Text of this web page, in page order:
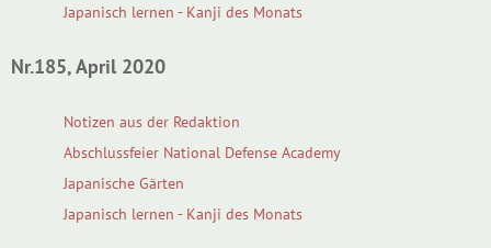
Japanisch lernen - Kanji des Monats
Nr.185, April 2020
Notizen aus der Redaktion
Abschlussfeier National Defense Academy
Japanische Gärten
Japanisch lernen - Kanji des Monats